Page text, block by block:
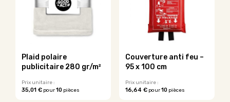
options
peuvent
sur
la
du
produit
Plaid polaire
publicitaire 280 gr/m²
Prix unitaire :
35,01 € pour10 pièces
Couverture anti feu –
95 x 100 cm
Prix unitaire :
16,64 €pour10pièces